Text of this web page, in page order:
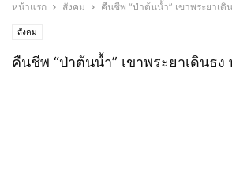
หน้าแรก สังคม คืนชีพ “ป่าต้นน้ำ” เขาพระยาเ
สังคม
คืนชีพ “ป่าต้นน้ำ” เขาพระยาเดินธ